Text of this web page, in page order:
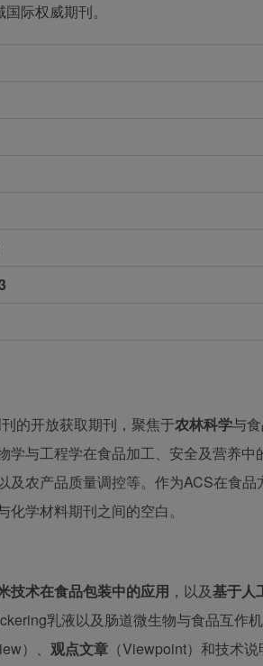
际权威期刊。
的开放获取期刊，聚焦于农林科学与
学与工程学在食品加工、安全及营养中
及农产品质量调控等。作为ACS在食品
学材料期刊之间的空白。
技术在食品包装中的应用 ，以及基于人
乳液以及肠道微生物与食品互作
）、 观点文章 （Viewpoint）和技术说